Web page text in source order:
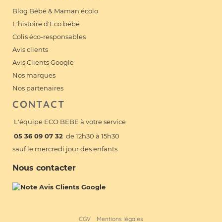
Blog Bébé & Maman écolo
L'histoire d'Eco bébé
Colis éco-responsables
Avis clients
Avis Clients Google
Nos marques
Nos partenaires
CONTACT
L'équipe ECO BEBE à votre service
05 36 09 07 32 de 12h30 à 15h30
sauf le mercredi jour des enfants
Nous contacter
CGV Mentions légales